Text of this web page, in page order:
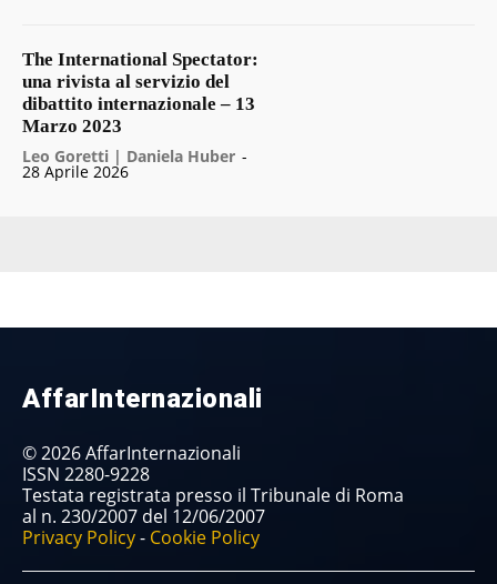
The International Spectator:
una rivista al servizio del
dibattito internazionale – 13
Marzo 2023
Leo Goretti | Daniela Huber -
28 Aprile 2026
AffarInternazionali
© 2026 AffarInternazionali
ISSN 2280-9228
Testata registrata presso il Tribunale di Roma
al n. 230/2007 del 12/06/2007
Privacy Policy- Cookie Policy